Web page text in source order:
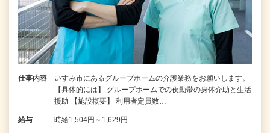
仕事内容
いすみ市にあるグループホームの介護業務をお願いします。
【具体的には】 グループホームでの夜勤帯の身体介助と生活
援助 【施設概要】 利用者定員数…
給与 時給1,504円～1,629円